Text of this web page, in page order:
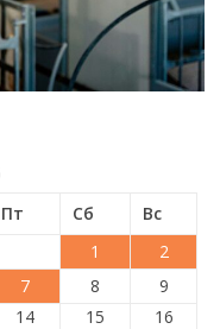
Пт Сб
Вс
1
2
7 8
9
14 15
16